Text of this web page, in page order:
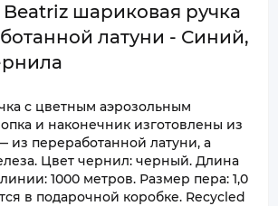
шариковая ручка
латуни - Синий,
с цветным аэрозольным
и наконечник изготовлены из
из переработанной латуни, а
Цвет чернил: черный. Длина
1000 метров. Размер пера: 1,0
в подарочной коробке. Recycled